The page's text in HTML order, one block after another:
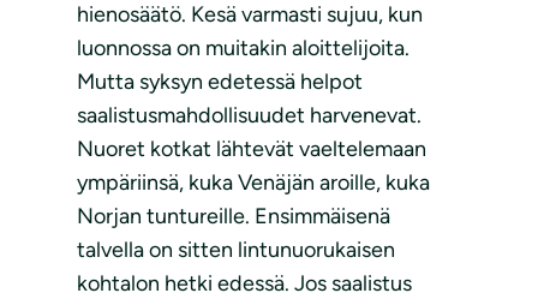
hienosäätö. Kesä varmasti sujuu, kun
luonnossa on muitakin aloittelijoita.
Mutta syksyn edetessä helpot
saalistusmahdollisuudet harvenevat.
Nuoret kotkat lähtevät vaeltelemaan
ympäriinsä, kuka Venäjän aroille, kuka
Norjan tuntureille. Ensimmäisenä
talvella on sitten lintunuorukaisen
kohtalon hetki edessä. Jos saalistus